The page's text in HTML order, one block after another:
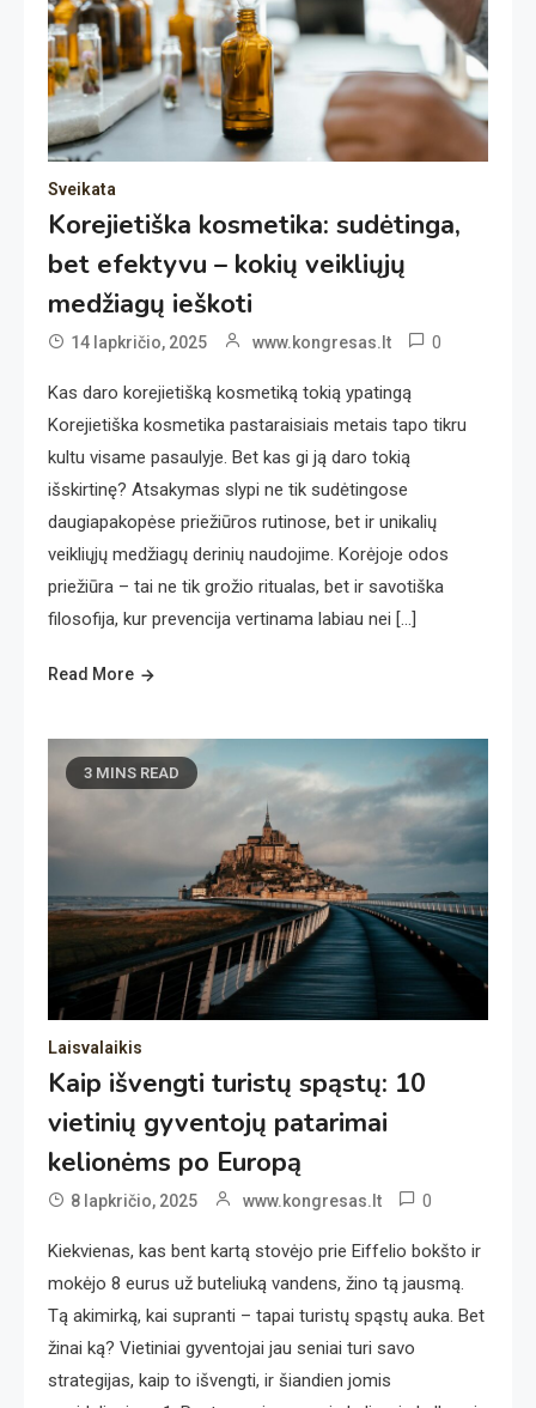
Sveikata
Korejietiška kosmetika: sudėtinga,
bet efektyvu – kokių veikliųjų
medžiagų ieškoti
14 lapkričio, 2025 www.kongresas.lt 0
Kas daro korejietišką kosmetiką tokią ypatingą
Korejietiška kosmetika pastaraisiais metais tapo tikru
kultu visame pasaulyje. Bet kas gi ją daro tokią
išskirtinę? Atsakymas slypi ne tik sudėtingose
daugiapakopėse priežiūros rutinose, bet ir unikalių
veikliųjų medžiagų derinių naudojime. Korėjoje odos
priežiūra – tai ne tik grožio ritualas, bet ir savotiška
filosofija, kur prevencija vertinama labiau nei […]
Read More
3 MINS READ
Laisvalaikis
Kaip išvengti turistų spąstų: 10
vietinių gyventojų patarimai
kelionėms po Europą
8 lapkričio, 2025 www.kongresas.lt 0
Kiekvienas, kas bent kartą stovėjo prie Eiffelio bokšto ir
mokėjo 8 eurus už buteliuką vandens, žino tą jausmą.
Tą akimirką, kai supranti – tapai turistų spąstų auka. Bet
žinai ką? Vietiniai gyventojai jau seniai turi savo
strategijas, kaip to išvengti, ir šiandien jomis